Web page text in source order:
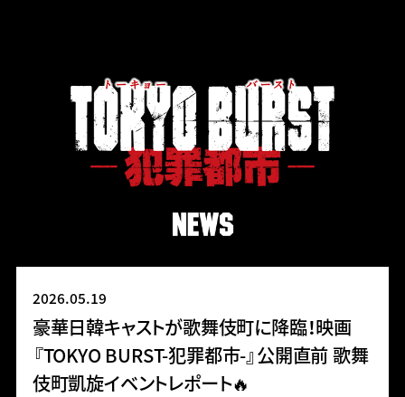
2026.05.19
豪華日韓キャストが歌舞伎町に降臨！映画
『TOKYO BURST-犯罪都市-』公開直前 歌舞
伎町凱旋イベントレポート🔥